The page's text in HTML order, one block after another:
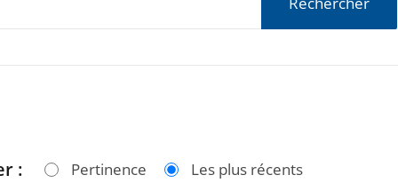
: Pertinence Les plus récents